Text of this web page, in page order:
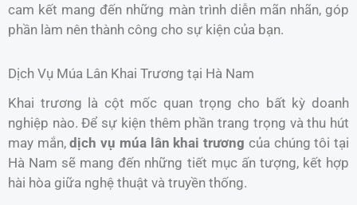
cam kết mang đến những màn trình diễn mãn nhãn, góp
phần làm nên thành công cho sự kiện của bạn.
Dịch Vụ Múa Lân Khai Trương tại Hà Nam
Khai trương là cột mốc quan trọng cho bất kỳ doanh
nghiệp nào. Để sự kiện thêm phần trang trọng và thu hút
may mắn,dịch vụ múa lân khai trương của chúng tôi tại
Hà Nam sẽ mang đến những tiết mục ấn tượng, kết hợp
hài hòa giữa nghệ thuật và truyền thống.